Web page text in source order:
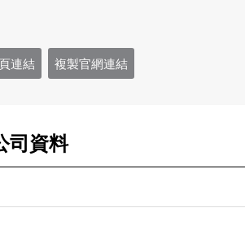
連結 複製官網連結
司資料